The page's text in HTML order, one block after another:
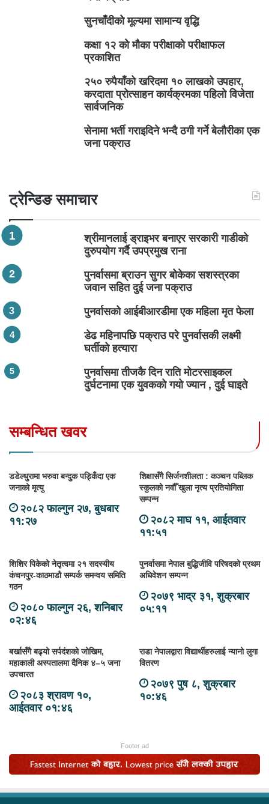
सुनचाँदीको मूल्यमा सामान्य वृद्धि
कक्षा १२ को मौका परीक्षाको परीक्षाफल
प्रकाशित
२५० रुपैयाँको खरिदमा १० लाखको उपहार,
करदाता प्रोत्साहन कार्यक्रमका पहिलो विजेता
सार्वजनिक
सेनामा भर्ती गराइदिने भन्दै ठगी गर्ने बेलौरीका एक
जना पक्राउ
ट्रेन्डिङ समाचार
श्रीमानलाई ड्राइभर बनाएर सरकारी गाडीको
दुरुपयोग गर्दै उपप्रमुख राना
पुनर्वासमा ब्राउन सुगर बोकेका सशस्त्रका
जवान सहित दुई जना पक्राउ
पुनर्वासको आईबीआरडीमा एक महिला मृत फेला
डेढ महिनापछि पक्राउ परे पुनर्वासकी लक्ष्मी
घर्तीको हत्यारा
पुनर्वासमा तीजकै दिन राति मोटरसाइकल
दुर्घटनामा एक युवकको गयो ज्यान , दुई घाइते
सम्बन्धित खवर
डडेल्धुरामा भरुवा बन्दुक पड्किँदा एक
जनाको मृत्यु
२०८२ फाल्गुन २७, बुधबार
११:२७
शिक्षासँगै सिर्जनशीलता : कञ्चन पब्लिक
स्कुलको नवौँ खुला नृत्य प्रतियोगिता
सम्पन्न
२०८२ माघ ११, आईतवार
११:५१
शिशिर पिकेको नेतृत्वमा २१ सदस्यीय
कंचनपुर-काठमाडौ सम्पर्क समन्वय समिति
गठन
२०८० फाल्गुन २६, शनिबार
०२:४६
पुनर्वासमा नेपाल बुद्धिजीवि परिषदको प्रथम
अधिवेशन सम्पन्न
२०७९ भाद्र ३१, शुक्रबार
०५:११
बर्खासँगै बढ्यो सर्पदंशको जोखिम,
महाकाली अस्पतालमा दैनिक ४–५ जना
उपचारत
२०८३ श्रावण १०,
आईतवार ०१:४६
राडा नेपालद्वारा विद्यार्थीहरुलाई न्यानो लुगा
वितरण
२०७९ पुष ८, शुक्रबार
१०:४६
Footer ad